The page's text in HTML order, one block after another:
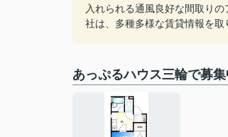
入れられる通風良好な間取り
社は、多種多様な賃貸情報を取
あっぷるハウス三輪で募